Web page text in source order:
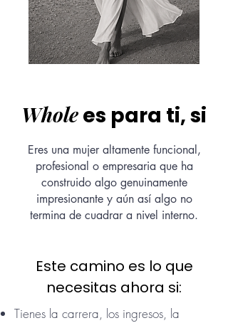
Wholees para ti, si
Eres una mujer altamente funcional,
profesional o empresaria que ha
construido algo genuinamente
impresionante y aún así algo no
termina de cuadrar a nivel interno.
Este camino es lo que
necesitas ahora si:
Tienes la carrera, los ingresos, la